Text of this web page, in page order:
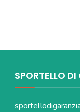
SPORTELLO